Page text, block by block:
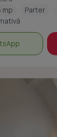
mp Parter